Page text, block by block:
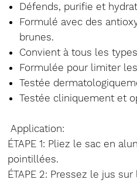
Défends, purifie et
Formulé avec des
brunes.
Convient à tous les
Formulée pour limiter
Testée
Testée cliniquement et
Application:
ÉTAPE 1: Pliez le sac en
pointillées.
ÉTAPE 2: Pressez le jus